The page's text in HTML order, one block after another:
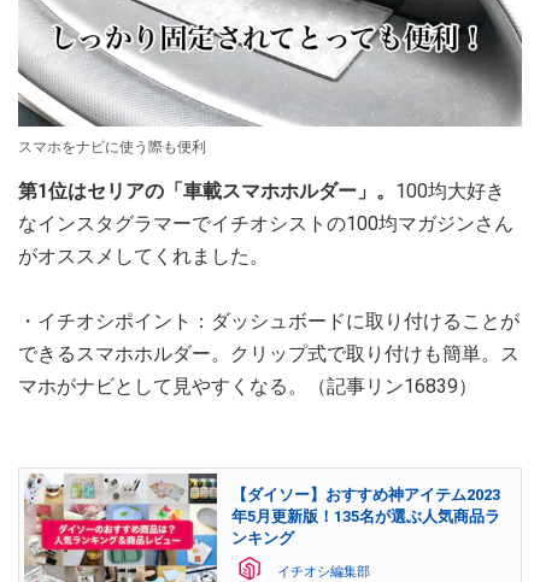
スマホをナビに使う際も便利
第1位はセリアの「車載スマホホルダー」。 100均大好き
なインスタグラマーでイチオシストの100均マガジンさん
がオススメしてくれました。
・イチオシポイント：ダッシュボードに取り付けることが
できるスマホホルダー。クリップ式で取り付けも簡単。ス
マホがナビとして見やすくなる。（記事リン16839）
【ダイソー】おすすめ神アイテム2023
年5月更新版！135名が選ぶ人気商品ラ
ンキング
イチオシ編集部